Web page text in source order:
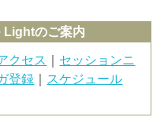
Lightのご案内
クセス ｜ セッションニ
登録 ｜ スケジュール